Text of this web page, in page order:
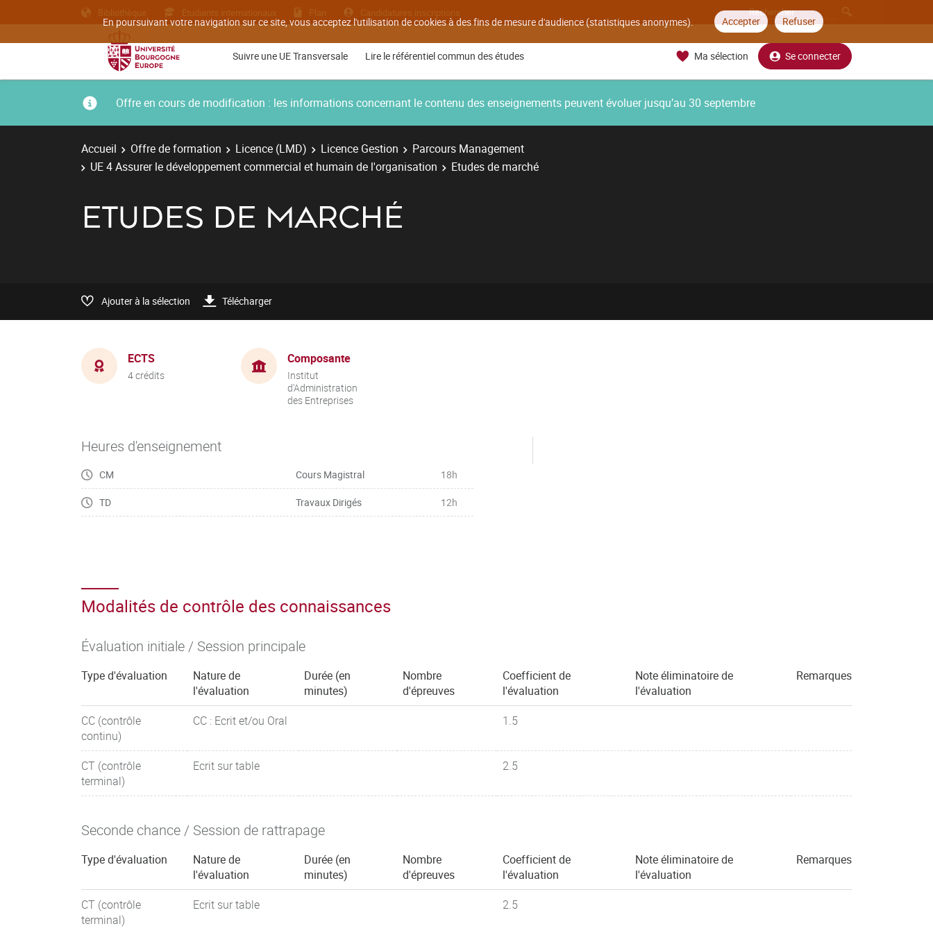
En poursuivant votre navigation sur ce site, vous acceptez l'utilisation de cookies à des fins de mesure d'audience (statistiques anonymes). Accepter Refuser
Bibliothèque Etudiants internationaux Plan Candidatures inscriptions
Suivre une UE Transversale Lire le référentiel commun des études Ma sélection Se connecter
Offre en cours de modification : les informations concernant le contenu des enseignements peuvent évoluer jusqu’au 30 septembre
Accueil Offre de formation Licence (LMD) Licence Gestion
Parcours Management
UE 4 Assurer le développement commercial et humain de l'organisation
Etudes de marché
ETUDES DE MARCHÉ
Ajouter à la sélection Télécharger
ECTS
4 crédits
Composante
Institut
d'Administration
des Entreprises
Heures d'enseignement
CM Cours Magistral 18h
TD Travaux Dirigés 12h
Modalités de contrôle des connaissances
Évaluation initiale / Session principale
Type d'évaluation
Nature de
l'évaluation
Durée (en
minutes)
Nombre
d'épreuves
Coefficient de
l'évaluation
Note éliminatoire de
l'évaluation
Remarques
CC (contrôle
continu)
CC : Ecrit et/ou Oral 1.5
CT (contrôle
terminal)
Ecrit sur table 2.5
Seconde chance / Session de rattrapage
Type d'évaluation
Nature de
l'évaluation
Durée (en
minutes)
Nombre
d'épreuves
Coefficient de
l'évaluation
Note éliminatoire de
l'évaluation
Remarques
CT (contrôle
terminal)
Ecrit sur table 2.5